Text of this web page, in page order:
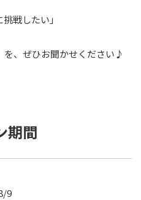
戦したい」
を、ぜひお聞かせください♪
期間
9